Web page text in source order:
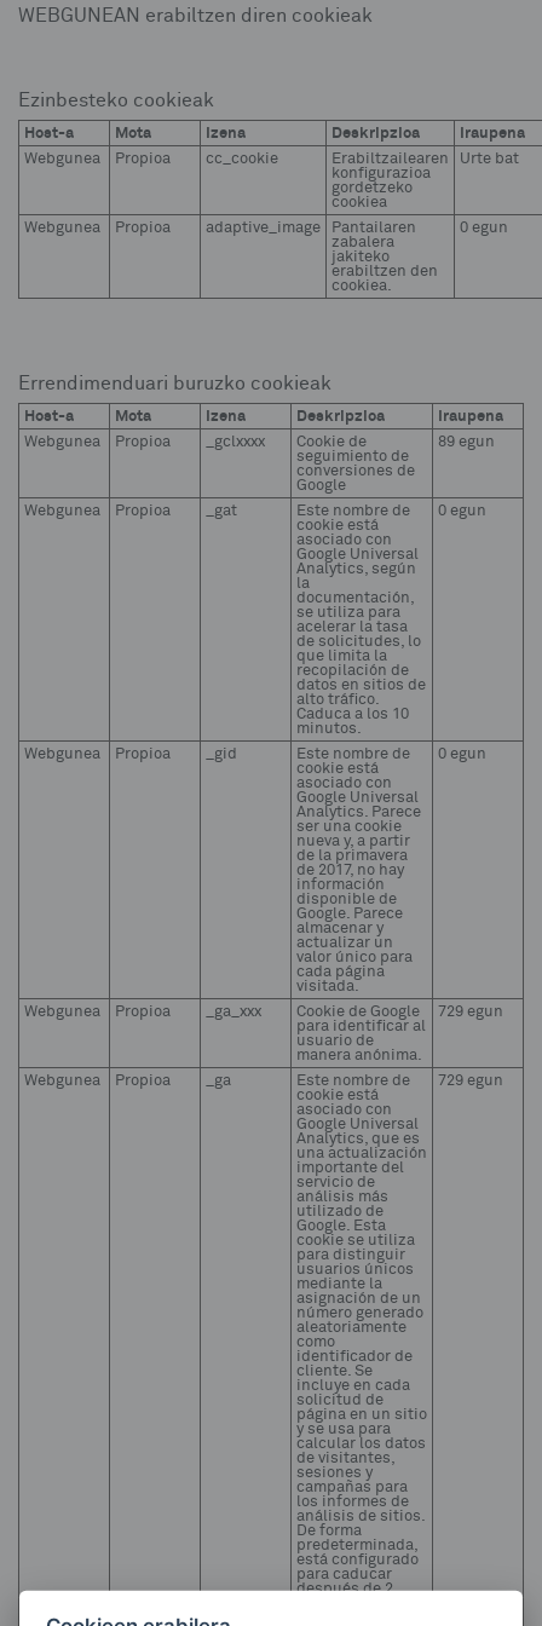
WEBGUNEAN erabiltzen diren cookieak
Ezinbesteko cookieak
Host-a Mota Izena Deskripzioa Iraupena
Webgunea Propioa cc_cookie Erabiltzailearen
konfigurazioa
gordetzeko
cookiea
Urte bat
Webgunea Propioa adaptive_image Pantailaren
zabalera
jakiteko
erabiltzen den
cookiea.
0 egun
Errendimenduari buruzko cookieak
Host-a Mota Izena Deskripzioa Iraupena
Webgunea Propioa _gclxxxx Cookie de
seguimiento de
conversiones de
Google
89 egun
Webgunea Propioa _gat Este nombre de
cookie está
asociado con
Google Universal
Analytics, según
la
documentación,
se utiliza para
acelerar la tasa
de solicitudes, lo
que limita la
recopilación de
datos en sitios de
alto tráfico.
Caduca a los 10
minutos.
0 egun
Webgunea Propioa _gid Este nombre de
cookie está
asociado con
Google Universal
Analytics. Parece
ser una cookie
nueva y, a partir
de la primavera
de 2017, no hay
información
disponible de
Google. Parece
almacenar y
actualizar un
valor único para
cada página
visitada.
0 egun
Webgunea Propioa _ga_xxx Cookie de Google
para identificar al
usuario de
manera anónima.
729 egun
Webgunea Propioa _ga Este nombre de
cookie está
asociado con
Google Universal
Analytics, que es
una actualización
importante del
servicio de
análisis más
utilizado de
Google. Esta
cookie se utiliza
para distinguir
usuarios únicos
mediante la
asignación de un
número generado
aleatoriamente
como
identificador de
cliente. Se
incluye en cada
solicitud de
página en un sitio
y se usa para
calcular los datos
de visitantes,
sesiones y
campañas para
los informes de
análisis de sitios.
De forma
predeterminada,
está configurado
para caducar
después de 2
729 egun